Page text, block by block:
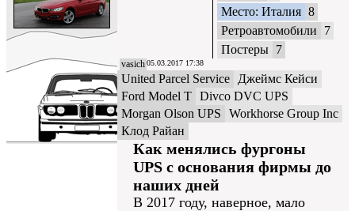
Место: Италия 8
Ретроавтомобили
7
Постеры 7
vasich05.03.2017 17:38
United Parcel Service
Джеймс Кейси
Ford Model T Divco DVC UPS
Morgan Olson UPS
Workhorse Group Inc
Клод Райан
Как менялись фургоны
UPS с основания фирмы до
наших дней
В 2017 году, наверное, мало